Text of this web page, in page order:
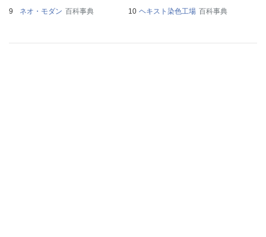
ネオ・モダン 百科事典 ヘキスト染色工場 百科事典